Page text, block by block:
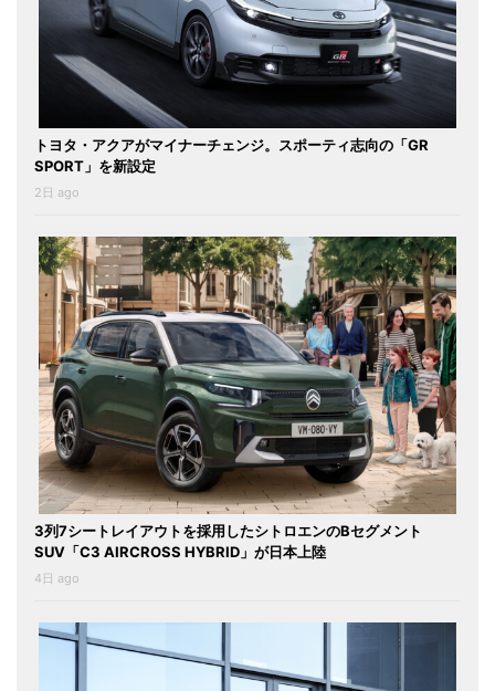
トヨタ・アクアがマイナーチェンジ。スポーティ志向の「GR
SPORT」を新設定
2日 ago
3列7シートレイアウトを採用したシトロエンのBセグメント
SUV「C3 AIRCROSS HYBRID」が日本上陸
4日 ago